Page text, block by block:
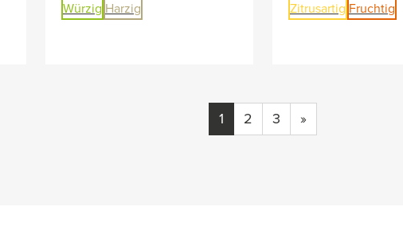
Würzig Harzig Zitrusartig Fruchtig
1 2 3 »